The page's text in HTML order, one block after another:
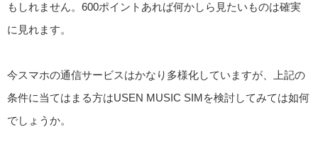
もしれません。600ポイントあれば何かしら見たいものは確実
に見れます。
今スマホの通信サービスはかなり多様化していますが、上記の
条件に当てはまる方はUSEN MUSIC SIMを検討してみては如何
でしょうか。